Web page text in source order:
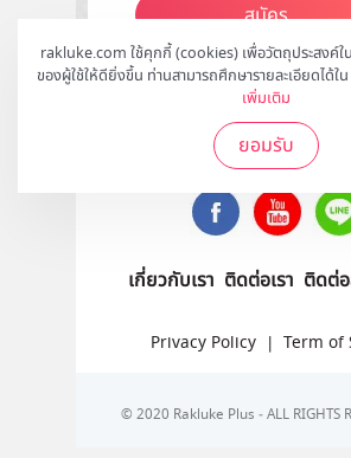
rakluke.com ใช้คุกกี้ (cookies) เพื่อวัตถุประสงค์
ของผู้ใช้ให้ดียิ่งขึ้น ท่านสามารถศึกษารายละเอียดได้ใน
เพิ่มเติม
ยอมรับ
สมัคร
ติดตามเราได้ที่
เกี่ยวกับเรา ติดต่อเรา ติดต่
Privacy Policy | Term of
© 2020 Rakluke Plus - ALL RIGHTS